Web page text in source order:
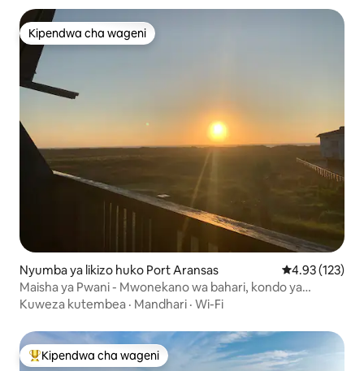
Kipendwa cha wageni
Kipendwa cha wageni
Nyumba ya likizo huko Port Aransas Ukadiriaji wa
4.93 (123)
Maisha ya Pwani - Mwonekano wa bahari, kondo ya
ufukweni
Kuweza kutembea · Mandhari · Wi-Fi
Kipendwa maarufu cha wageni
Kipendwa cha wageni